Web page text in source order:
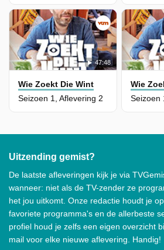
47:48
Wie Zoekt Die Wint
Seizoen 1, Aflevering 2
Wie
Seizoen
Uitzending gemist?
De laatste afleveringen kijk je via
wanneer: niet als de TV-zender ze
het jou uitkomt. Onze redactie houdt je
favoriete programma's en de allerbeste
profiel houd je zelfs een eigen overzicht
mail voor elke nieuwe aflevering. Handig!